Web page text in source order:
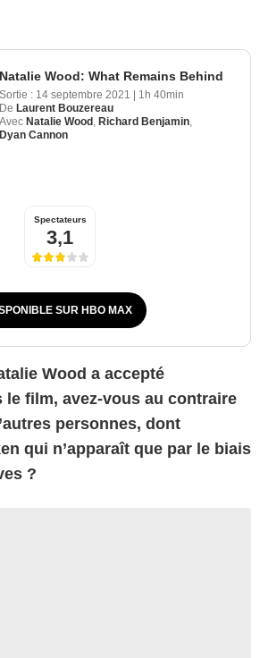
Natalie Wood: What Remains Behind
Sortie : 14 septembre 2021 | 1h 40min
De Laurent Bouzereau
Avec Natalie Wood Richard Benjamin
Dyan Cannon
Spectateurs
3,1
SUR HBO MAX
Wood a accepté
le film, avez-vous au contraire
personnes, dont
qui n’apparaît que par le biais
?